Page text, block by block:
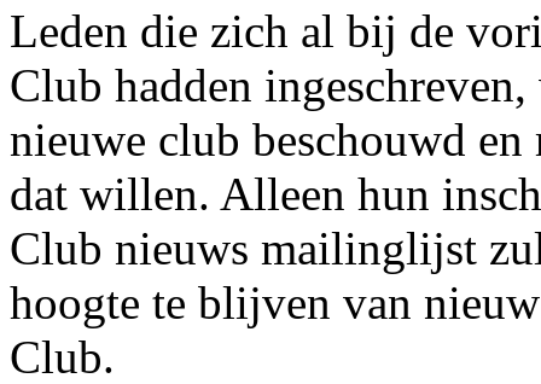
Leden die zich al bij de
Club hadden
nieuwe club beschouwd
dat willen. Alleen hun
Club nieuws mailinglijst
hoogte te blijven van
Club.